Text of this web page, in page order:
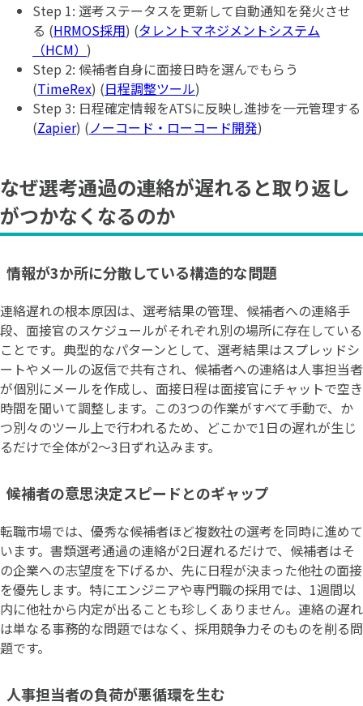
Step 1: 選考ステータスを更新して自動通知を発火させ
る (HRMOS採用) (タレントマネジメントシステム
（HCM） )
Step 2: 候補者自身に面接日時を選んでもらう
(TimeRex) (日程調整ツール)
Step 3: 日程確定情報をATSに反映し進捗を一元管理する
(Zapier) (ノーコード・ローコード開発)
なぜ選考通過の連絡が遅れると取り返し
がつかなくなるのか
情報が3か所に分散している構造的な問題
連絡遅れの根本原因は、選考結果の管理、候補者への連絡手
段、面接官のスケジュールがそれぞれ別の場所に存在している
ことです。典型的なパターンとして、選考結果はスプレッドシ
ートやメールの返信で共有され、候補者への連絡は人事担当者
が個別にメールを作成し、面接日程は面接官にチャットで空き
時間を聞いて調整します。この3つの作業がすべて手動で、か
つ別々のツール上で行われるため、どこかで1日の遅れが生じ
るだけで全体が2〜3日ずれ込みます。
候補者の意思決定スピードとのギャップ
転職市場では、優秀な候補者ほど複数社の選考を同時に進めて
います。書類選考通過の連絡が2日遅れるだけで、候補者はそ
の企業への志望度を下げるか、先に日程が決まった他社の面接
を優先します。特にエンジニアや専門職の採用では、1週間以
内に他社から内定が出ることも珍しくありません。連絡の遅れ
は単なる事務的な問題ではなく、採用競争力そのものを削る問
題です。
人事担当者の負荷が悪循環を生む